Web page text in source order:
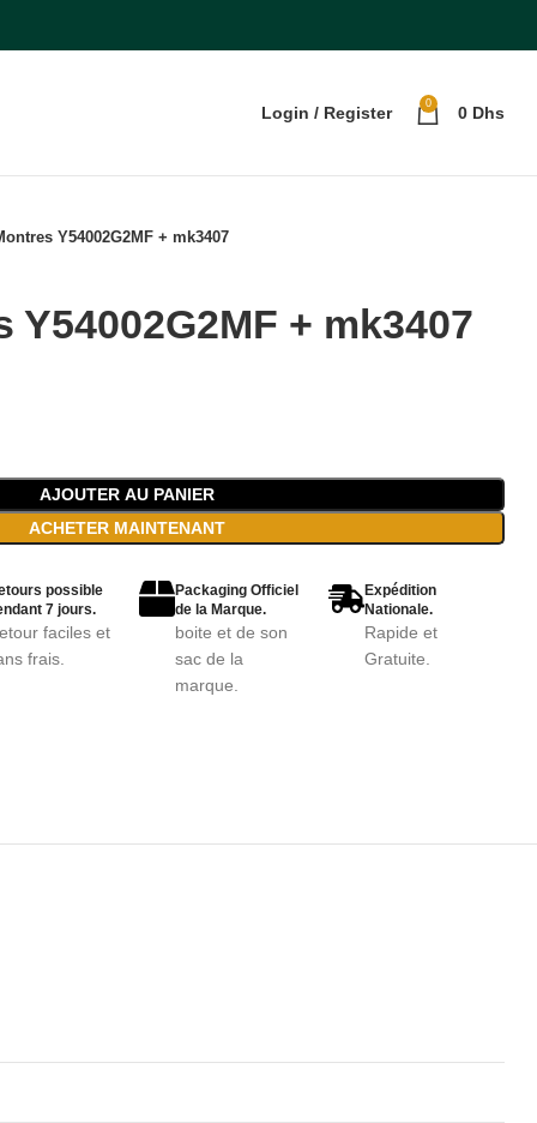
Login / Register 0 0 Dhs
Y54002G2MF + mk3407
Y54002G2MF + mk3407
AJOUTER AU PANIER
ACHETER MAINTENANT
possible
7 jours.
faciles et
frais.
Packaging Officiel
de la Marque.
boite et de son
sac de la
marque.
Expédition
Nationale.
Rapide et
Gratuite.